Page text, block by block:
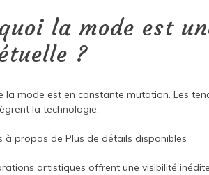
la mode est
?
la mode est en constante mutation. Les
la technologie.
à propos dePlus de détails disponibles
artistiques offrent une visibilité